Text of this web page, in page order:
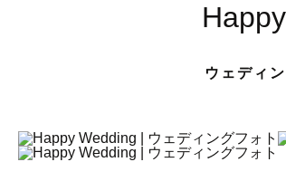
ウェディ